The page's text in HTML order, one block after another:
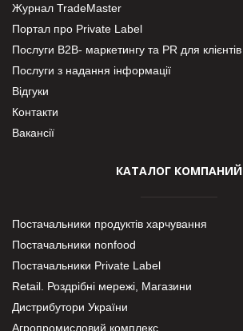
Журнал TradeMaster
Портал про Private Label
Послуги В2В- маркетингу та PR для клієнтів
Послуги з надання інформації
Відгуки
Контакти
Вакансії
КАТАЛОГ КОМПАНИЙ
Постачальники продуктів харчування
Постачальники nonfood
Постачальники Private Label
Retail. Роздрібні мережі, Магазини
Дистрибутори України
Агропромисловий комплекс